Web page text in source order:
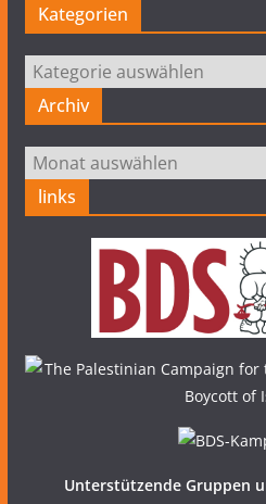
Kategorien
Kategorien
Archiv
Archiv
links
Unterstützende Gruppen